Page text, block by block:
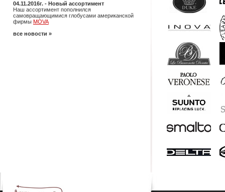
04.11.2016г. - Новый ассортимент
Наш ассортимент пополнился
самовращающимися глобусами американской
фирмы MOVA
все новости »